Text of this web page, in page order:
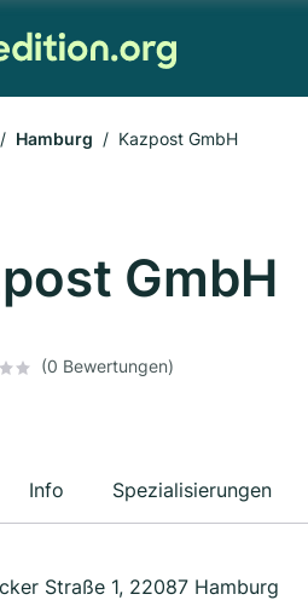
Hamburg Kazpost GmbH
GmbH
(0 Bewertungen)
Info Spezialisierungen
Straße 1, 22087 Hamburg